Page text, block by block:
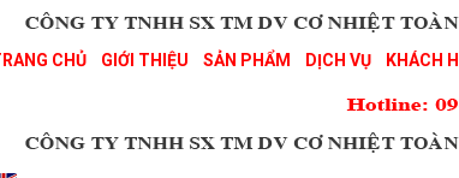
CHỦ GIỚI THIỆU SẢN PHẨM DỊCH VỤ KHÁCH